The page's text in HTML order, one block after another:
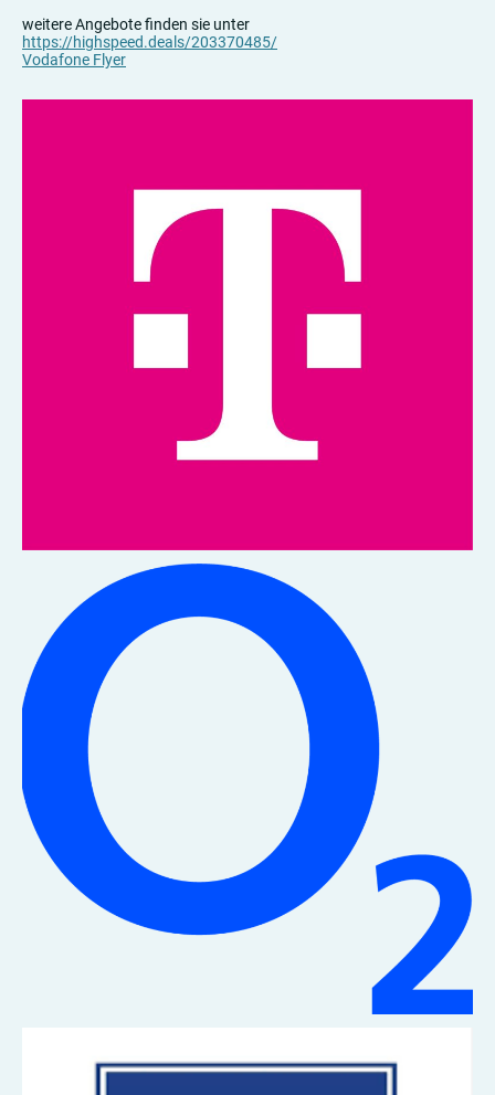
weitere Angebote finden sie unter
https://highspeed.deals/203370485/
Vodafone Flyer